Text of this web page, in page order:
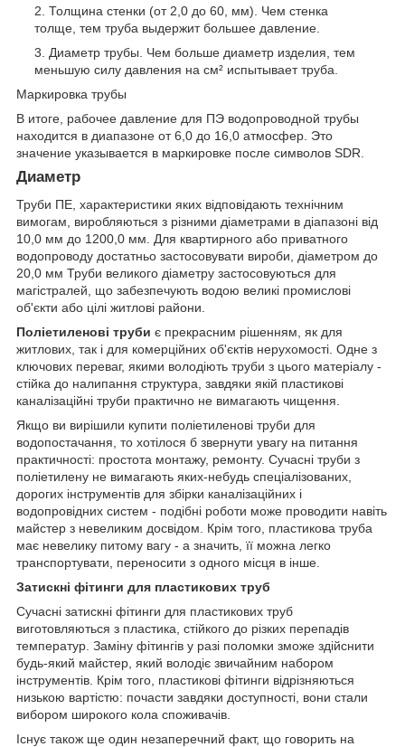
Толщина стенки (от 2,0 до 60, мм). Чем стенка
толще, тем труба выдержит большее давление.
Диаметр трубы. Чем больше диаметр изделия, тем
меньшую силу давления на см² испытывает труба.
Маркировка трубы
В итоге, рабочее давление для ПЭ водопроводной трубы
находится в диапазоне от 6,0 до 16,0 атмосфер. Это
значение указывается в маркировке после символов SDR.
Диаметр
Труби ПЕ, характеристики яких відповідають технічним
вимогам, виробляються з різними діаметрами в діапазоні від
10,0 мм до 1200,0 мм. Для квартирного або приватного
водопроводу достатньо застосовувати вироби, діаметром до
20,0 мм Труби великого діаметру застосовуються для
магістралей, що забезпечують водою великі промислові
об'єкти або цілі житлові райони.
Поліетиленові труби є прекрасним рішенням, як для
житлових, так і для комерційних об'єктів нерухомості. Одне з
ключових переваг, якими володіють труби з цього матеріалу -
стійка до налипання структура, завдяки якій пластикові
каналізаційні труби практично не вимагають чищення.
Якщо ви вирішили купити поліетиленові труби для
водопостачання, то хотілося б звернути увагу на питання
практичності: простота монтажу, ремонту. Сучасні труби з
поліетилену не вимагають яких-небудь спеціалізованих,
дорогих інструментів для збірки каналізаційних і
водопровідних систем - подібні роботи може проводити навіть
майстер з невеликим досвідом. Крім того, пластикова труба
має невелику питому вагу - а значить, її можна легко
транспортувати, переносити з одного місця в інше.
Затискні фітинги для пластикових труб
Сучасні затискні фітинги для пластикових труб
виготовляються з пластика, стійкого до різких перепадів
температур. Заміну фітингів у разі поломки зможе здійснити
будь-який майстер, який володіє звичайним набором
інструментів. Крім того, пластикові фітинги відрізняються
низькою вартістю: почасти завдяки доступності, вони стали
вибором широкого кола споживачів.
Існує також ще один незаперечний факт, що говорить на